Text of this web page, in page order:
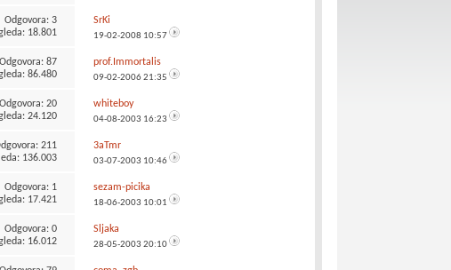
Odgovora: 3
18.801
SrKi
19-02-2008 10:57
Odgovora: 87
86.480
prof.Immortalis
09-02-200621:35
Odgovora: 20
24.120
whiteboy
04-08-2003 16:23
211
136.003
3aTmr
03-07-2003 10:46
Odgovora: 1
17.421
sezam-picika
18-06-2003 10:01
Odgovora: 0
16.012
Sljaka
28-05-2003 20:10